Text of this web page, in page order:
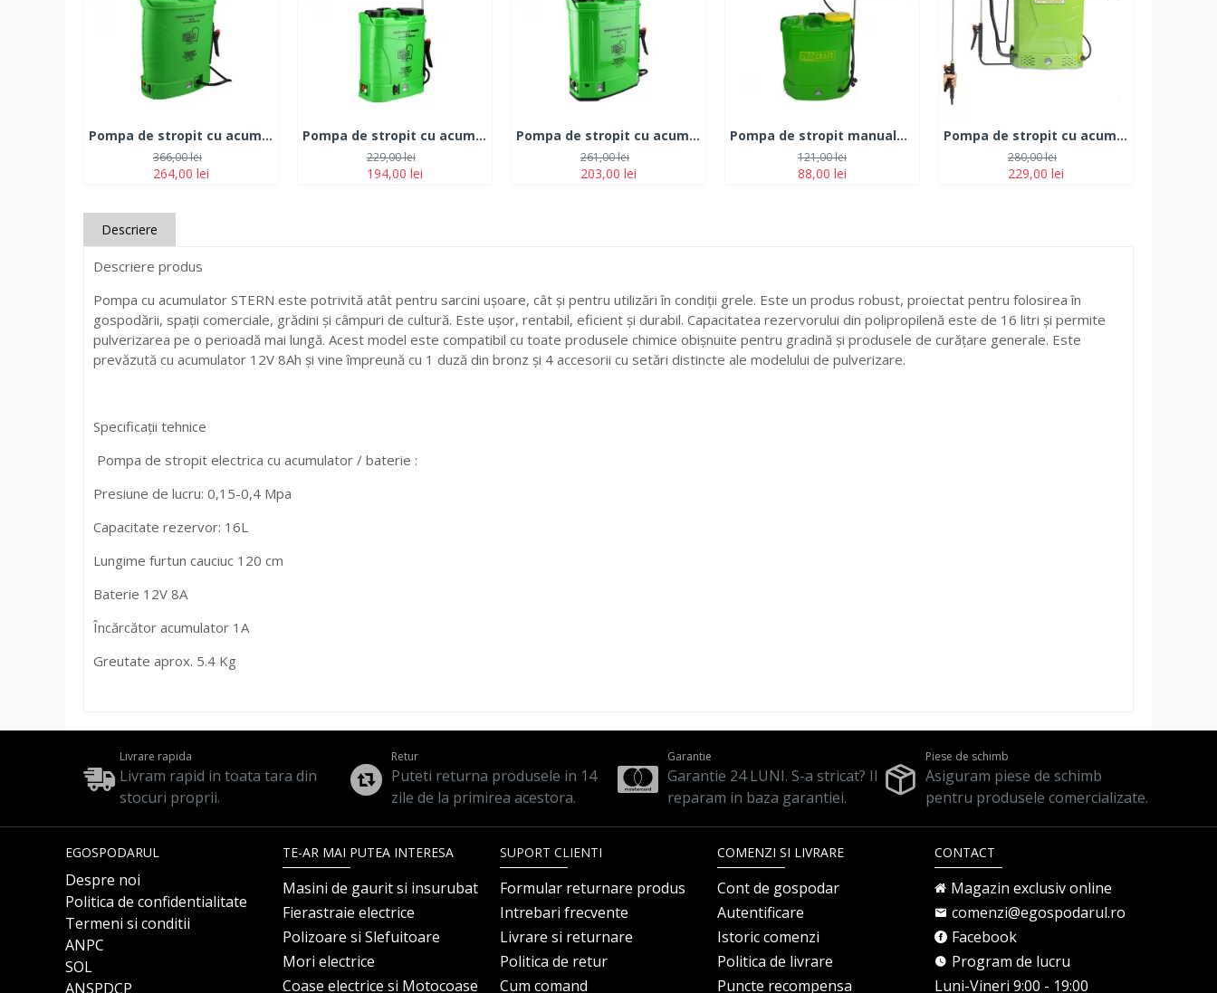
Pompa de stropit cu acumulator 18L
264,00 lei
366,00 lei
Pompa de stropit cu acumulator Micul Fermier 12L
194,00 lei
229,00 lei
Pompa de stropit cu acumulator Micul Fermier 16L
203,00 lei
261,00 lei
Pompa de stropit manuala, PROCRAFT SM-16L
88,00 lei
121,00 lei
Pompa de stropit cu acumulator 2 in 1 PARTNER PRO PP16BM, 16L
229,00 lei
280,00 lei
Descriere
Descriere produs
Pompa cu acumulator STERN este potrivită atât pentru sarcini ușoare, cât și pentru utilizări în condiții grele. Este un produs robust, proiectat pentru folosirea în
gospodării, spații comerciale, grădini și câmpuri de cultură. Este ușor, rentabil, eficient și durabil. Capacitatea rezervorului din polipropilenă este de 16 litri și permite
pulverizarea pe o perioadă mai lungă. Acest model este compatibil cu toate produsele chimice obișnuite pentru gradină și produsele de curățare generale. Este
prevăzută cu acumulator 12V 8Ah și vine împreună cu 1 duză din bronz și 4 accesorii cu setări distincte ale modelului de pulverizare.
Specificații tehnice
Pompa de stropit electrica cu acumulator / baterie :
Presiune de lucru: 0,15-0,4 Mpa
Capacitate rezervor: 16L
Lungime furtun cauciuc 120 cm
Baterie 12V 8A
Încărcător acumulator 1A
Greutate aprox. 5.4 Kg
Livrare rapida
Livram rapid in toata tara din
stocuri proprii.
Retur
Puteti returna produsele in 14
zile de la primirea acestora.
Garantie
Garantie 24 LUNI. S-a stricat? Il
reparam in baza garantiei.
Piese de schimb
Asiguram piese de schimb
pentru produsele comercializate.
EGOSPODARUL
Despre noi
Politica de confidentialitate
Termeni si conditii
ANPC
SOL
ANSPDCP
TE-AR MAI PUTEA INTERESA
Masini de gaurit si insurubat
Fierastraie electrice
Polizoare si Slefuitoare
Mori electrice
Coase electrice si Motocoase
SUPORT CLIENTI
Formular returnare produs
Intrebari frecvente
Livrare si returnare
Politica de retur
Cum comand
COMENZI SI LIVRARE
Cont de gospodar
Autentificare
Istoric comenzi
Politica de livrare
Puncte recompensa
CONTACT
Magazin exclusiv online
comenzi@egospodarul.ro
Facebook
Program de lucru
Luni-Vineri 9:00 - 19:00